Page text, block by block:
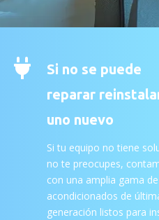

Si no se puede
reparar
uno nuevo
Si tu equipo no tiene
no te preocupes,
con una amplia gama
acondicionados de
generación listos para